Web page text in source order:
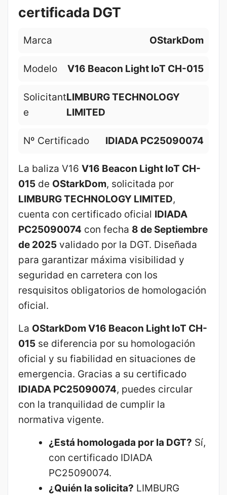
certificada DGT
Marca OStarkDom
Modelo V16 Beacon Light IoT CH-015
Solicitant
e
LIMBURG TECHNOLOGY
LIMITED
Nº Certificado IDIADA PC25090074
La baliza V16 V16 Beacon Light IoT CH-
015 de OStarkDom, solicitada por
LIMBURG TECHNOLOGY LIMITED,
cuenta con certificado oficial IDIADA
PC25090074 con fecha 8 de Septiembre
de 2025 validado por la DGT. Diseñada
para garantizar máxima visibilidad y
seguridad en carretera con los
resquisitos obligatorios de homologación
oficial.
La OStarkDom V16 Beacon Light IoT CH-
015 se diferencia por su homologación
oficial y su fiabilidad en situaciones de
emergencia. Gracias a su certificado
IDIADA PC25090074, puedes circular
con la tranquilidad de cumplir la
normativa vigente.
¿Está homologada por la DGT? Sí,
con certificado IDIADA
PC25090074.
¿Quién la solicita? LIMBURG